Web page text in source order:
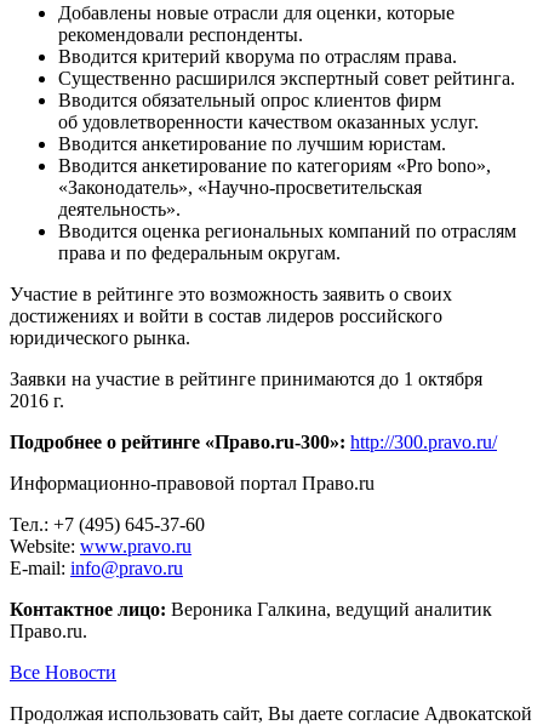
Добавлены новые отрасли для оценки, которые
рекомендовали респонденты.
Вводится критерий кворума по отраслям права.
Существенно расширился экспертный совет рейтинга.
Вводится обязательный опрос клиентов фирм
об удовлетворенности качеством оказанных услуг.
Вводится анкетирование по лучшим юристам.
Вводится анкетирование по категориям «Pro bono»,
«Законодатель», «Научно-просветительская
деятельность».
Вводится оценка региональных компаний по отраслям
права и по федеральным округам.
Участие в рейтинге это возможность заявить о своих
достижениях и войти в состав лидеров российского
юридического рынка.
Заявки на участие в рейтинге принимаются до 1 октября
2016 г.
Подробнее о рейтинге «Право.ru-300»: http://300.pravo.ru/
Информационно-правовой портал Право.ru
Тел.: +7 (495) 645-37-60
Website: www.pravo.ru
E-mail: info@pravo.ru
Контактное лицо: Вероника Галкина, ведущий аналитик
Право.ru.
Все Новости
Продолжая использовать сайт, Вы даете согласие Адвокатской